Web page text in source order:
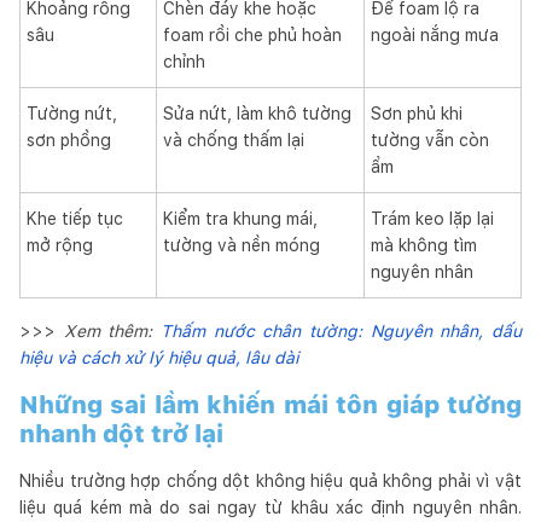
Khoảng rỗng
sâu
Chèn đáy khe hoặc
foam rồi che phủ hoàn
chỉnh
Để foam lộ ra
ngoài nắng mưa
Tường nứt,
sơn phồng
Sửa nứt, làm khô tường
và chống thấm lại
Sơn phủ khi
tường vẫn còn
ẩm
Khe tiếp tục
mở rộng
Kiểm tra khung mái,
tường và nền móng
Trám keo lặp lại
mà không tìm
nguyên nhân
>>> Xem thêm: Thấm nước chân tường: Nguyên nhân, dấu
hiệu và cách xử lý hiệu quả, lâu dài
Những sai lầm khiến mái tôn giáp tường
nhanh dột trở lại
Nhiều trường hợp chống dột không hiệu quả không phải vì vật
liệu quá kém mà do sai ngay từ khâu xác định nguyên nhân.